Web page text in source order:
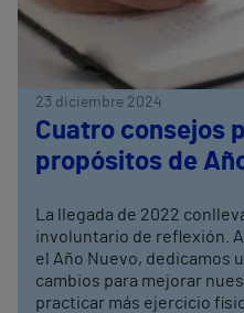
23 diciembre 2024
Cuatro consejos
propósitos de
La llegada de 2022
involuntario de reflexión.
el Año Nuevo, dedicamos
cambios para mejorar
practicar más ejercicio